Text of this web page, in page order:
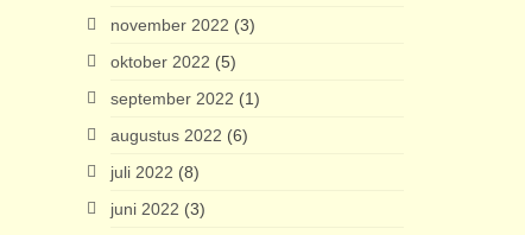
november 2022 (3)
oktober 2022 (5)
september 2022 (1)
augustus 2022 (6)
juli 2022 (8)
juni 2022 (3)